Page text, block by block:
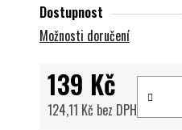
Dostupnost
Možnosti doručení
139 Kč
124,11 Kč bez DPH